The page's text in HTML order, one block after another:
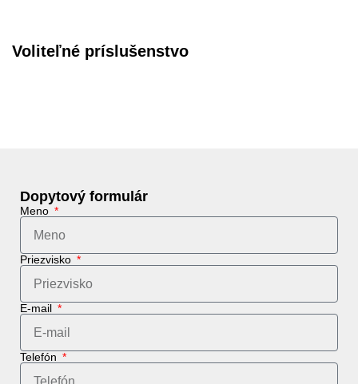
Voliteľné príslušenstvo
Dopytový formulár
Meno
Priezvisko
E-mail
Telefón